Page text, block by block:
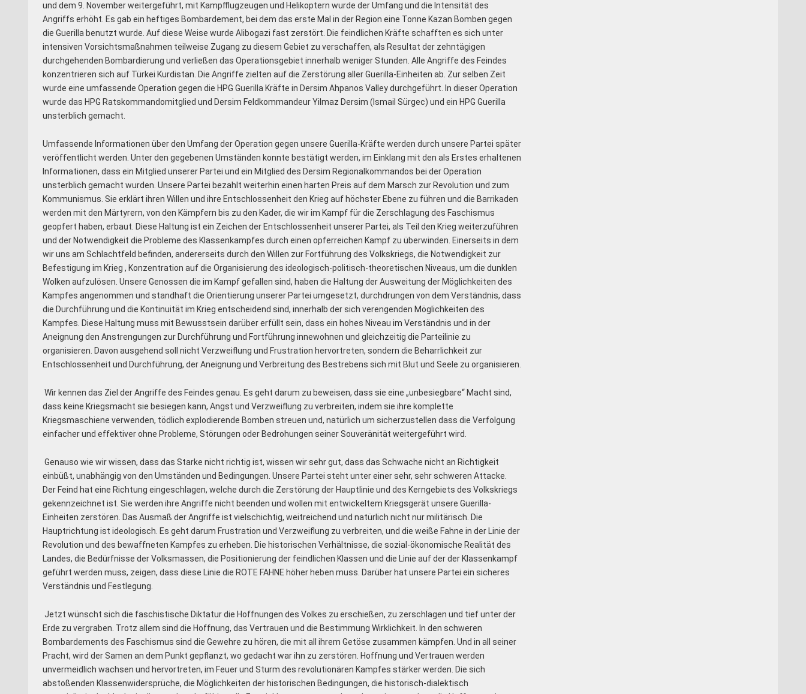
und dem 9. November weitergeführt, mit Kampfflugzeugen und Helikoptern wurde der Umfang und die Intensität des
Angriffs erhöht. Es gab ein heftiges Bombardement, bei dem das erste Mal in der Region eine Tonne Kazan Bomben gegen
die Guerilla benutzt wurde. Auf diese Weise wurde Alibogazi fast zerstört. Die feindlichen Kräfte schafften es sich unter
intensiven Vorsichtsmaßnahmen teilweise Zugang zu diesem Gebiet zu verschaffen, als Resultat der zehntägigen
durchgehenden Bombardierung und verließen das Operationsgebiet innerhalb weniger Stunden. Alle Angriffe des Feindes
konzentrieren sich auf Türkei Kurdistan. Die Angriffe zielten auf die Zerstörung aller Guerilla-Einheiten ab. Zur selben Zeit
wurde eine umfassende Operation gegen die HPG Guerilla Kräfte in Dersim Ahpanos Valley durchgeführt. In dieser Operation
wurde das HPG Ratskommandomitglied und Dersim Feldkommandeur Yilmaz Dersim (Ismail Sürgec) und ein HPG Guerilla
unsterblich gemacht.
Umfassende Informationen über den Umfang der Operation gegen unsere Guerilla-Kräfte werden durch unsere Partei später
veröffentlicht werden. Unter den gegebenen Umständen konnte bestätigt werden, im Einklang mit den als Erstes erhaltenen
Informationen, dass ein Mitglied unserer Partei und ein Mitglied des Dersim Regionalkommandos bei der Operation
unsterblich gemacht wurden. Unsere Partei bezahlt weiterhin einen harten Preis auf dem Marsch zur Revolution und zum
Kommunismus. Sie erklärt ihren Willen und ihre Entschlossenheit den Krieg auf höchster Ebene zu führen und die Barrikaden
werden mit den Märtyrern, von den Kämpfern bis zu den Kader, die wir im Kampf für die Zerschlagung des Faschismus
geopfert haben, erbaut. Diese Haltung ist ein Zeichen der Entschlossenheit unserer Partei, als Teil den Krieg weiterzuführen
und der Notwendigkeit die Probleme des Klassenkampfes durch einen opferreichen Kampf zu überwinden. Einerseits in dem
wir uns am Schlachtfeld befinden, andererseits durch den Willen zur Fortführung des Volkskriegs, die Notwendigkeit zur
Befestigung im Krieg , Konzentration auf die Organisierung des ideologisch-politisch-theoretischen Niveaus, um die dunklen
Wolken aufzulösen. Unsere Genossen die im Kampf gefallen sind, haben die Haltung der Ausweitung der Möglichkeiten des
Kampfes angenommen und standhaft die Orientierung unserer Partei umgesetzt, durchdrungen von dem Verständnis, dass
die Durchführung und die Kontinuität im Krieg entscheidend sind, innerhalb der sich verengenden Möglichkeiten des
Kampfes. Diese Haltung muss mit Bewusstsein darüber erfüllt sein, dass ein hohes Niveau im Verständnis und in der
Aneignung den Anstrengungen zur Durchführung und Fortführung innewohnen und gleichzeitig die Parteilinie zu
organisieren. Davon ausgehend soll nicht Verzweiflung und Frustration hervortreten, sondern die Beharrlichkeit zur
Entschlossenheit und Durchführung, der Aneignung und Verbreitung des Bestrebens sich mit Blut und Seele zu organisieren.
Wir kennen das Ziel der Angriffe des Feindes genau. Es geht darum zu beweisen, dass sie eine „unbesiegbare“ Macht sind,
dass keine Kriegsmacht sie besiegen kann, Angst und Verzweiflung zu verbreiten, indem sie ihre komplette
Kriegsmaschiene verwenden, tödlich explodierende Bomben streuen und, natürlich um sicherzustellen dass die Verfolgung
einfacher und effektiver ohne Probleme, Störungen oder Bedrohungen seiner Souveränität weitergeführt wird.
Genauso wie wir wissen, dass das Starke nicht richtig ist, wissen wir sehr gut, dass das Schwache nicht an Richtigkeit
einbüßt, unabhängig von den Umständen und Bedingungen. Unsere Partei steht unter einer sehr, sehr schweren Attacke.
Der Feind hat eine Richtung eingeschlagen, welche durch die Zerstörung der Hauptlinie und des Kerngebiets des Volkskriegs
gekennzeichnet ist. Sie werden ihre Angriffe nicht beenden und wollen mit entwickeltem Kriegsgerät unsere Guerilla-
Einheiten zerstören. Das Ausmaß der Angriffe ist vielschichtig, weitreichend und natürlich nicht nur militärisch. Die
Hauptrichtung ist ideologisch. Es geht darum Frustration und Verzweiflung zu verbreiten, und die weiße Fahne in der Linie der
Revolution und des bewaffneten Kampfes zu erheben. Die historischen Verhältnisse, die sozial-ökonomische Realität des
Landes, die Bedürfnisse der Volksmassen, die Positionierung der feindlichen Klassen und die Linie auf der der Klassenkampf
geführt werden muss, zeigen, dass diese Linie die ROTE FAHNE höher heben muss. Darüber hat unsere Partei ein sicheres
Verständnis und Festlegung.
Jetzt wünscht sich die faschistische Diktatur die Hoffnungen des Volkes zu erschießen, zu zerschlagen und tief unter der
Erde zu vergraben. Trotz allem sind die Hoffnung, das Vertrauen und die Bestimmung Wirklichkeit. In den schweren
Bombardements des Faschismus sind die Gewehre zu hören, die mit all ihrem Getöse zusammen kämpfen. Und in all seiner
Pracht, wird der Samen an dem Punkt gepflanzt, wo gedacht war ihn zu zerstören. Hoffnung und Vertrauen werden
unvermeidlich wachsen und hervortreten, im Feuer und Sturm des revolutionären Kampfes stärker werden. Die sich
abstoßenden Klassenwidersprüche, die Möglichkeiten der historischen Bedingungen, die historisch-dialektisch